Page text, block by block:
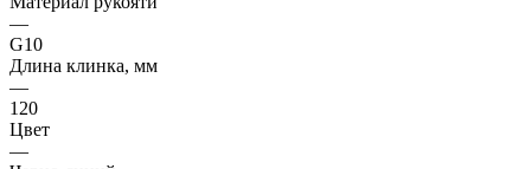
—
G10
Длина клинка, мм
—
120
Цвет
—